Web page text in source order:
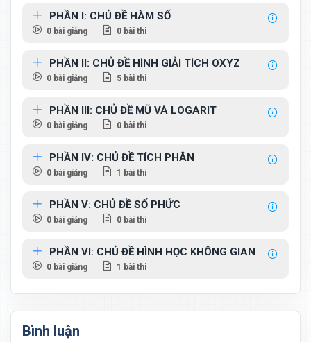
PHẦN I: CHỦ ĐỀ HÀM SỐ
0 bài giảng 0 bài thi
PHẦN II: CHỦ ĐỀ HÌNH GIẢI TÍCH OXYZ
0 bài giảng 5 bài thi
PHẦN III: CHỦ ĐỀ MŨ VÀ LOGARIT
0 bài giảng 0 bài thi
PHẦN IV: CHỦ ĐỀ TÍCH PHÂN
0 bài giảng 1 bài thi
PHẦN V: CHỦ ĐỀ SỐ PHỨC
0 bài giảng 0 bài thi
PHẦN VI: CHỦ ĐỀ HÌNH HỌC KHÔNG GIAN
0 bài giảng 1 bài thi
Bình luận